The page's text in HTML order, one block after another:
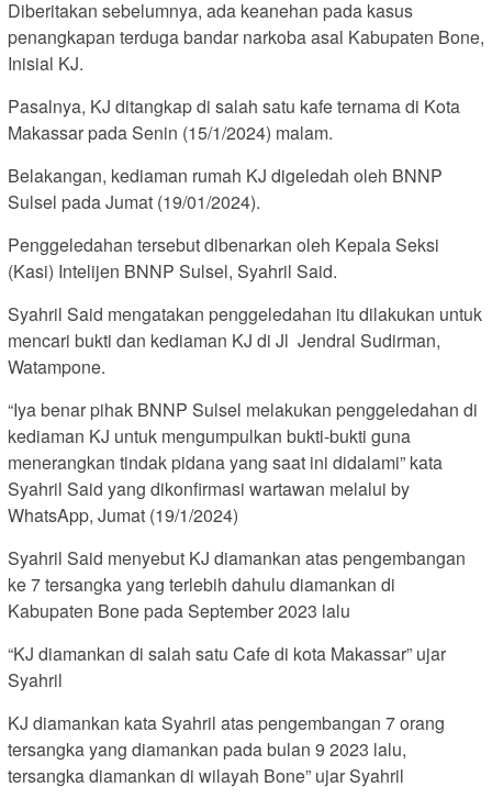
Diberitakan sebelumnya, ada keanehan pada kasus
penangkapan terduga bandar narkoba asal Kabupaten Bone,
Inisial KJ.
Pasalnya, KJ ditangkap di salah satu kafe ternama di Kota
Makassar pada Senin (15/1/2024) malam.
Belakangan, kediaman rumah KJ digeledah oleh BNNP
Sulsel pada Jumat (19/01/2024).
Penggeledahan tersebut dibenarkan oleh Kepala Seksi
(Kasi) Intelijen BNNP Sulsel, Syahril Said.
Syahril Said mengatakan penggeledahan itu dilakukan untuk
mencari bukti dan kediaman KJ di Jl Jendral Sudirman,
Watampone.
“Iya benar pihak BNNP Sulsel melakukan penggeledahan di
kediaman KJ untuk mengumpulkan bukti-bukti guna
menerangkan tindak pidana yang saat ini didalami” kata
Syahril Said yang dikonfirmasi wartawan melalui by
WhatsApp, Jumat (19/1/2024)
Syahril Said menyebut KJ diamankan atas pengembangan
ke 7 tersangka yang terlebih dahulu diamankan di
Kabupaten Bone pada September 2023 lalu
“KJ diamankan di salah satu Cafe di kota Makassar” ujar
Syahril
KJ diamankan kata Syahril atas pengembangan 7 orang
tersangka yang diamankan pada bulan 9 2023 lalu,
tersangka diamankan di wilayah Bone” ujar Syahril